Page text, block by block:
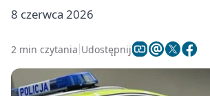
8 czerwca 2026
2 min czytania Udostępnij